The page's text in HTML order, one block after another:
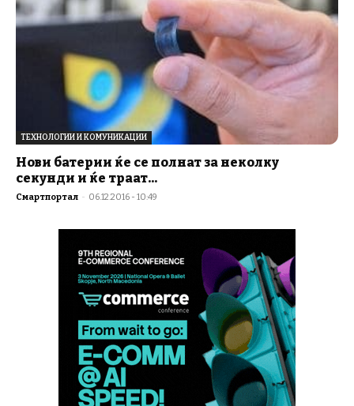
ТЕХНОЛОГИИ И КОМУНИКАЦИИ
Нови батерии ќе се полнат за неколку
секунди и ќе траат...
Смартпортал - 06.12.2016 - 10:49